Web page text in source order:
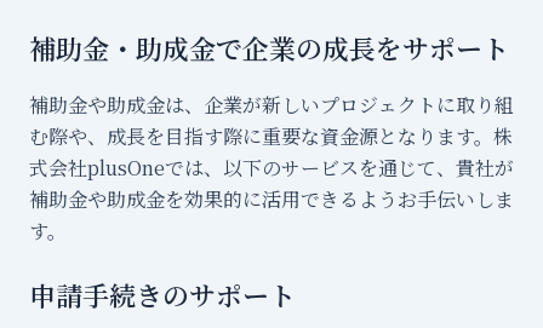
補助金・助成金で企業の成長をサポート
補助金や助成金は、企業が新しいプロジェクトに取り組
む際や、成長を目指す際に重要な資金源となります。株
式会社plusOneでは、以下のサービスを通じて、貴社が
補助金や助成金を効果的に活用できるようお手伝いしま
す。
申請手続きのサポート